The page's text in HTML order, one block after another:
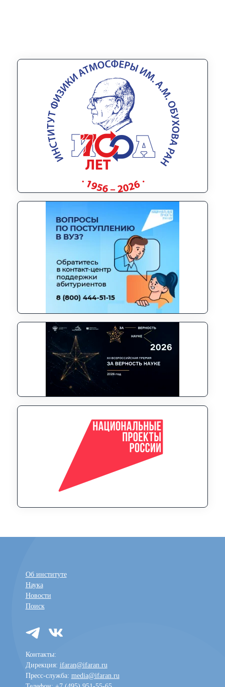
Об институте
Наука
Новости
Поиск
Контакты:
Дирекция: ifaran@ifaran.ru
Пресс-служба: media@ifaran.ru